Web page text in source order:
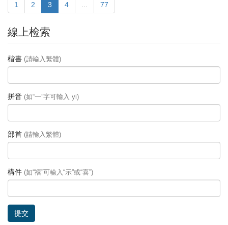
1 2 3 4 77
線上检索
楷書 (請輸入繁體)
拼音 (如“一”字可輸入 yi)
部首 (請輸入繁體)
構件 (如“禧”可輸入“示”或“喜”)
提交